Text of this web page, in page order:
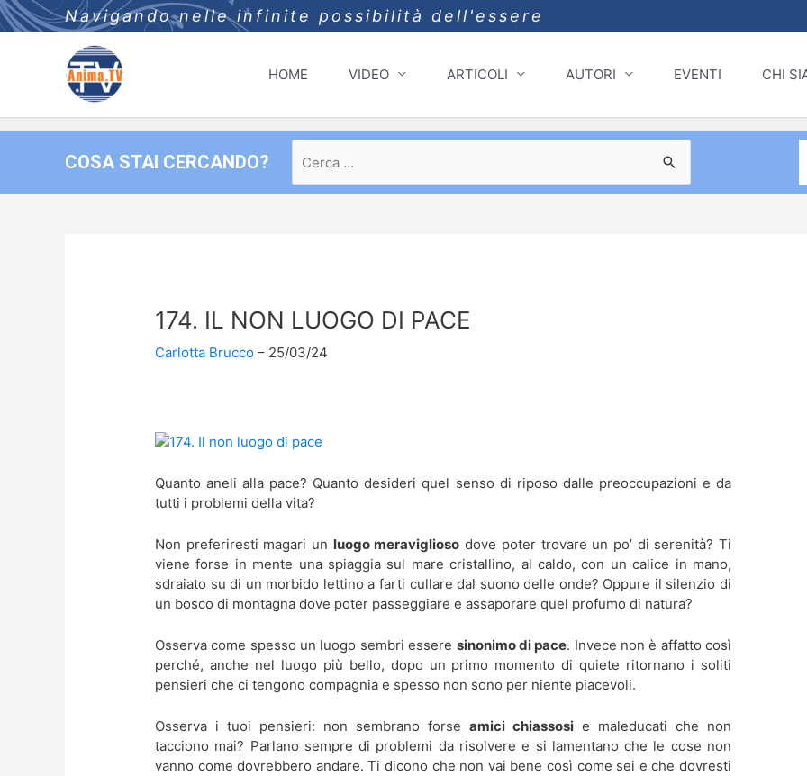
Navigando nelle infinite possibilità dell'essere
HOME VIDEO ARTICOLI AUTORI EVENTI CHI
COSA STAI CERCANDO?
per:
174. IL NON LUOGO DI PACE
Carlotta Brucco 25/03/24
Quanto aneli alla pace? Quanto desideri quel senso di riposo dalle preoccupazioni e da
tutti i problemi della vita?
Non preferiresti magari un luogo meraviglioso dove poter trovare un po’ di serenità? Ti
viene forse in mente una spiaggia sul mare cristallino, al caldo, con un calice in mano,
sdraiato su di un morbido lettino a farti cullare dal suono delle onde? Oppure il silenzio di
un bosco di montagna dove poter passeggiare e assaporare quel profumo di natura?
Osserva come spesso un luogo sembri essere sinonimo di pace. Invece non è affatto così
perché, anche nel luogo più bello, dopo un primo momento di quiete ritornano i soliti
pensieri che ci tengono compagnia e spesso non sono per niente piacevoli.
Osserva i tuoi pensieri: non sembrano forse amici chiassosi e maleducati che non
tacciono mai? Parlano sempre di problemi da risolvere e si lamentano che le cose non
vanno come dovrebbero andare. Ti dicono che non vai bene così come sei e che dovresti